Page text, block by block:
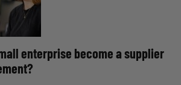
enterprise become a supplier